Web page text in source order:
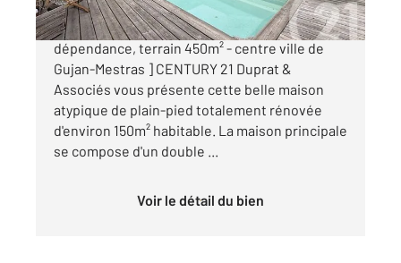
[ Maison atypique coup de cœur - 4 chambres +
dépendance, terrain 450m² - centre ville de
Gujan-Mestras ] CENTURY 21 Duprat &
Associés vous présente cette belle maison
atypique de plain-pied totalement rénovée
d'environ 150m² habitable. La maison principale
se compose d'un double ...
Voir le détail du bien